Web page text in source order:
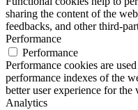
sharing the content of the
feedbacks, and other third-
Performance
Performance
Performance cookies are
performance indexes of the
better user experience for the
Analytics